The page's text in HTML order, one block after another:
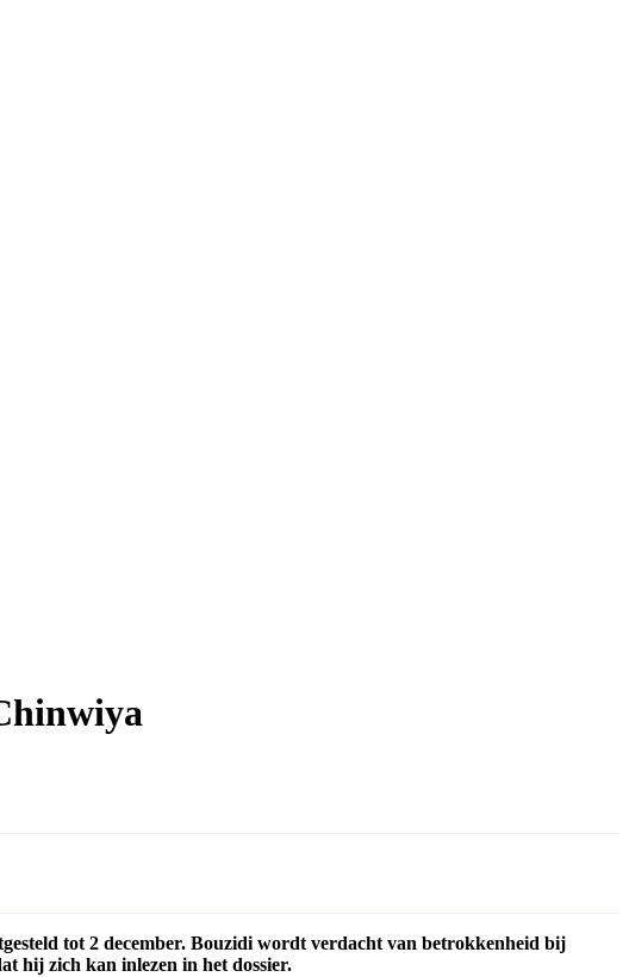
tot 2 december. Bouzidi wordt verdacht van betrokkenheid bij
hij zich kan inlezen in het dossier.